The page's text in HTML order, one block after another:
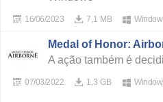
7,1 MB
16/06/2023
Medal of Honor:
A ação também é
1,3 GB
07/03/2022